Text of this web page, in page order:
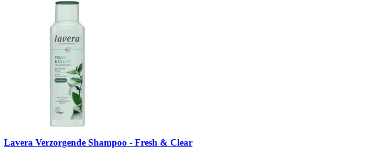
Lavera Verzorgende Shampoo -​ Fresh & Clear